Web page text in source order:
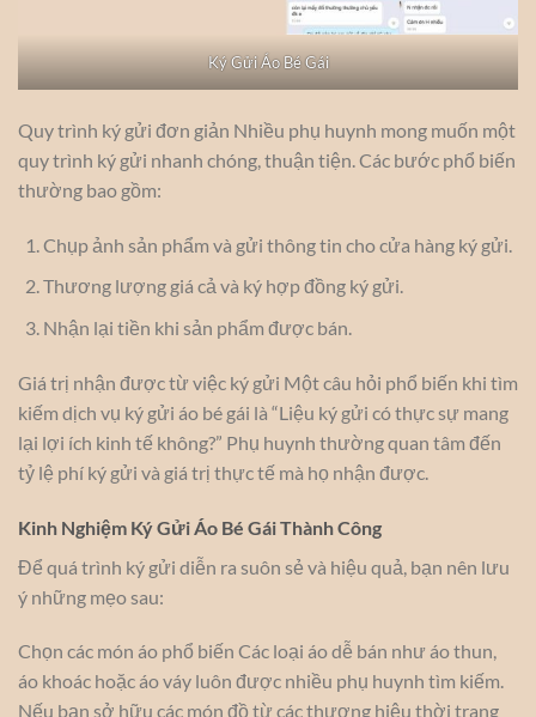
Ký Gửi Áo Bé Gái
Quy trình ký gửi đơn giản Nhiều phụ huynh mong muốn một
quy trình ký gửi nhanh chóng, thuận tiện. Các bước phổ biến
thường bao gồm:
Chụp ảnh sản phẩm và gửi thông tin cho cửa hàng ký gửi.
Thương lượng giá cả và ký hợp đồng ký gửi.
Nhận lại tiền khi sản phẩm được bán.
Giá trị nhận được từ việc ký gửi Một câu hỏi phổ biến khi tìm
kiếm dịch vụ ký gửi áo bé gái là “Liệu ký gửi có thực sự mang
lại lợi ích kinh tế không?” Phụ huynh thường quan tâm đến
tỷ lệ phí ký gửi và giá trị thực tế mà họ nhận được.
Kinh Nghiệm Ký Gửi Áo Bé Gái Thành Công
Để quá trình ký gửi diễn ra suôn sẻ và hiệu quả, bạn nên lưu
ý những mẹo sau:
Chọn các món áo phổ biến Các loại áo dễ bán như áo thun,
áo khoác hoặc áo váy luôn được nhiều phụ huynh tìm kiếm.
Nếu bạn sở hữu các món đồ từ các thương hiệu thời trang